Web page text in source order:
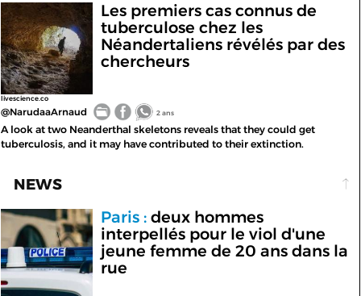
livescience.co
Les premiers cas connus de
tuberculose chez les
Néandertaliens révélés par des
chercheurs
@NarudaaArnaud 2 ans
A look at two Neanderthal skeletons reveals that they could get
tuberculosis, and it may have contributed to their extinction.
NEWS
Paris :deux hommes
interpellés pour le viol d'une
jeune femme de 20 ans dans la
rue